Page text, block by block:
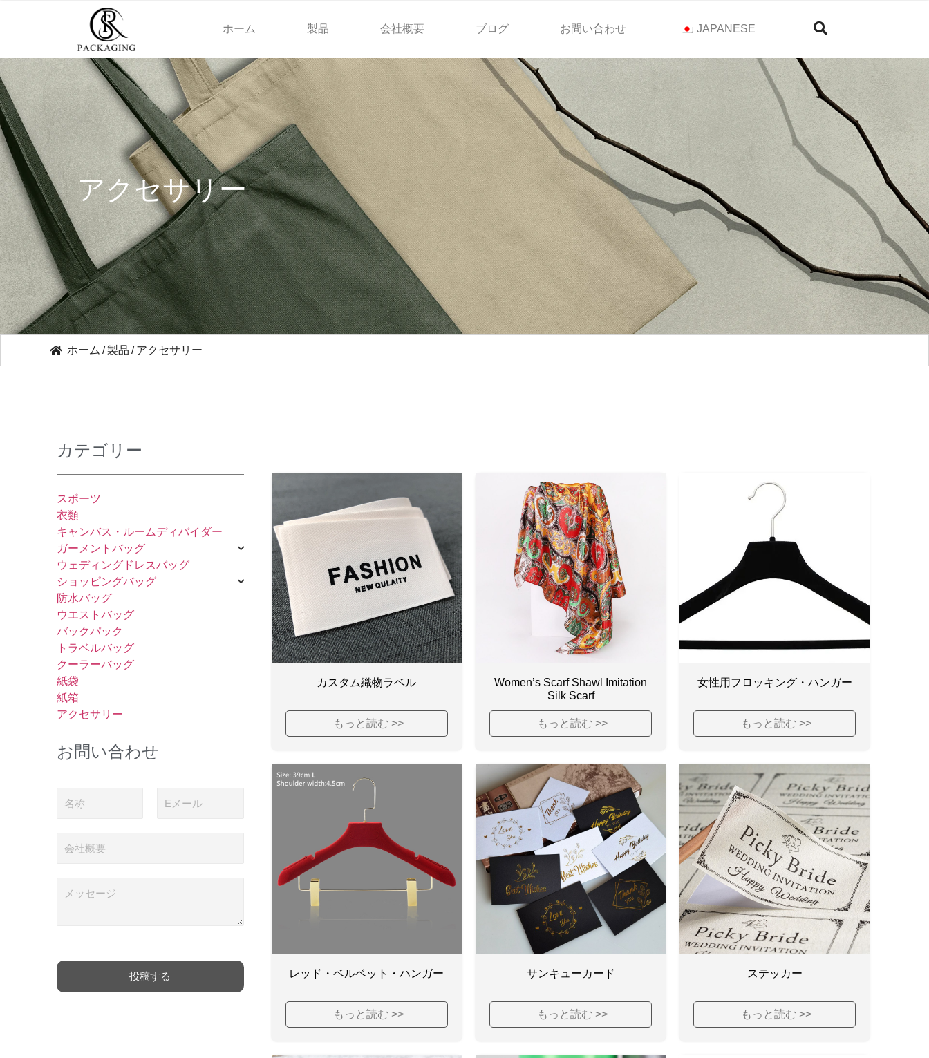
ホーム 製品 会社概要 ブログ お問い合わせ JAPANESE
アクセサリー
ホーム /製品 / アクセサリー
カテゴリー
スポーツ
衣類
キャンバス・ルームディバイダー
ガーメントバッグ
ウェディングドレスバッグ
ショッピングバッグ
防水バッグ
ウエストバッグ
バックパック
トラベルバッグ
クーラーバッグ
紙袋
紙箱
アクセサリー
お問い合わせ
称
子
社
ッ
投稿する
カスタム織物ラベル
もっと読む >>
Women’s Scarf Shawl Imitation
Silk Scarf
もっと読む >>
女性用フロッキング・ハンガー
もっと読む >>
レッド・ベルベット・ハンガー
もっと読む >>
サンキューカード
もっと読む >>
ステッカー
もっと読む >>